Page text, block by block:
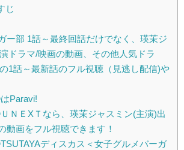
じ
ー部 1話～最終回話だけでなく、瑛茉ジ
ドラマ/映画の動画、その他人気ドラ
1話～最新話のフル視聴（見逃し配信)や
Paravi!
ＮＥXＴなら、瑛茉ジャスミン(主演)出
動画をフル視聴できます！
ディスカス＜女子グルメバーガ